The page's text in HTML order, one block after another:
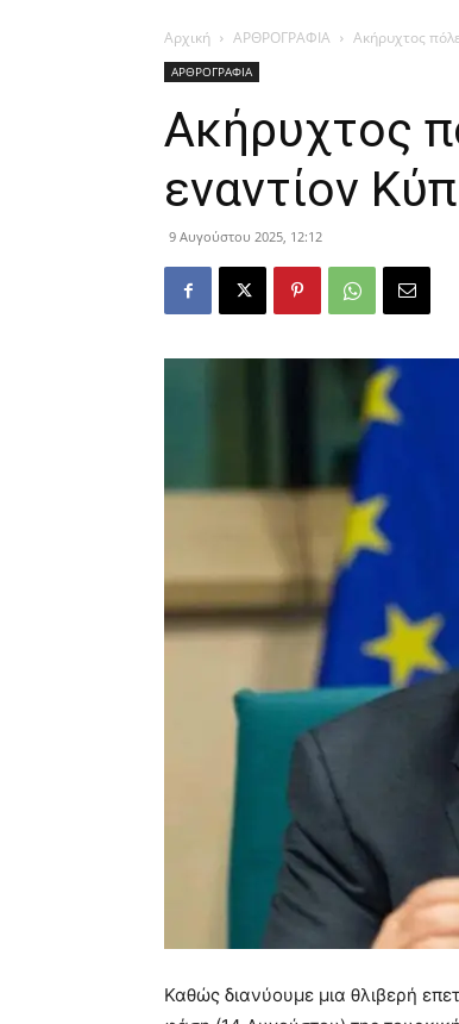
Αρχική ΑΡΘΡΟΓΡΑΦΙΑ Ακήρυχτος
ΑΡΘΡΟΓΡΑΦΙΑ
Ακήρυχτος
εναντίον
9 Αυγούστου 2025, 12:12
Καθώς διανύουμε μια θλιβερή